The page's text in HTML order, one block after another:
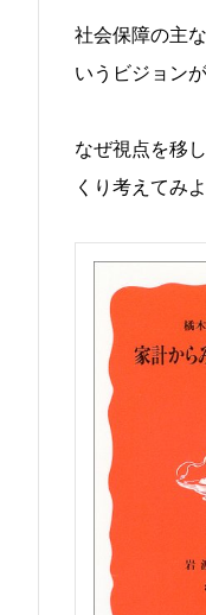
社会保障の主
いうビジョンが
なぜ視点を移
くり考えてみよ